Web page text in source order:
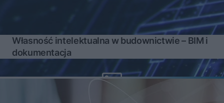
Własność intelektualna w budownictwie – BIM i
dokumentacja